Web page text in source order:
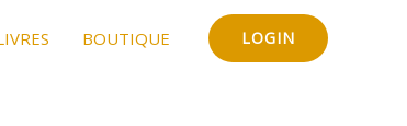
BOUTIQUE LOGIN